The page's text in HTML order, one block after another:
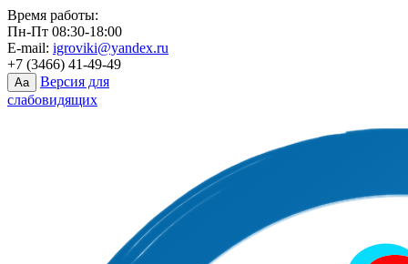
Время работы:
Пн-Пт 08:30-18:00
E-mail: igroviki@yandex.ru
+7 (3466) 41-49-49
Aa
Версия для
слабовидящих